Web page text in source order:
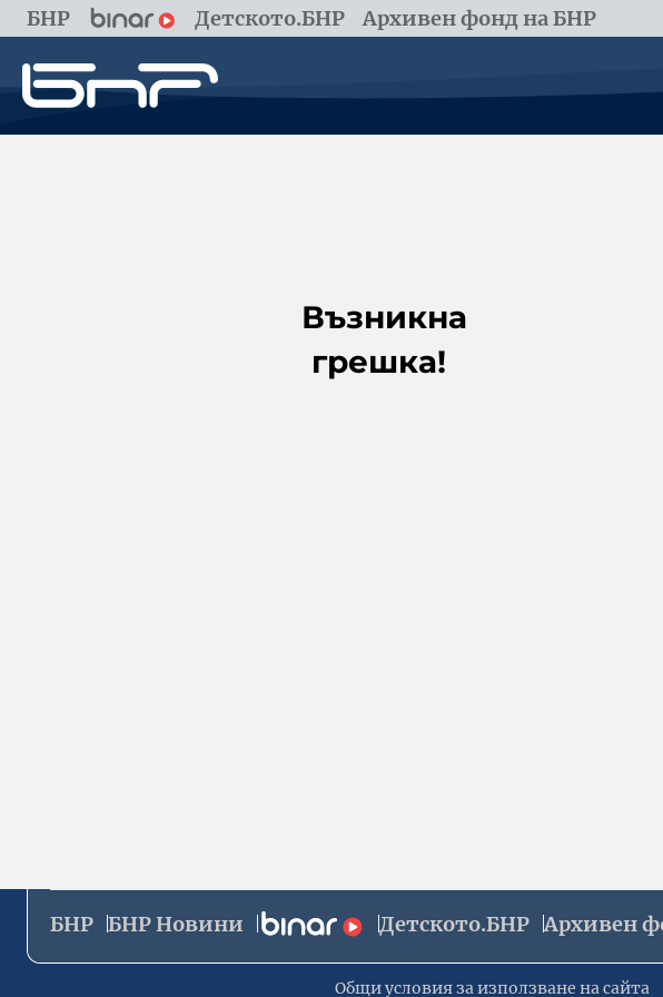
БНР Детското.БНР Архивен фонд на БНР
Възникна
грешка!
БНР БНР Новини Детското.БНР Архивен
Общи условия за използване на сайта